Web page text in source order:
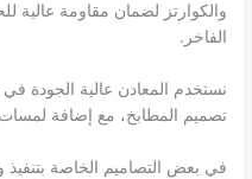
والكوارتز لضمان مقاومة عالية
الفاخر.
نستخدم المعادن عالية الجودة في
تصميم المطابخ، مع إضافة
في بعض التصاميم الخاصة